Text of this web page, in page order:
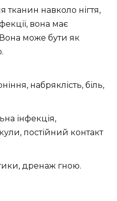
тканин навколо нігтя,
вона має
може бути як
набряклість, біль,
інфекція,
постійний контакт
дренаж гною.